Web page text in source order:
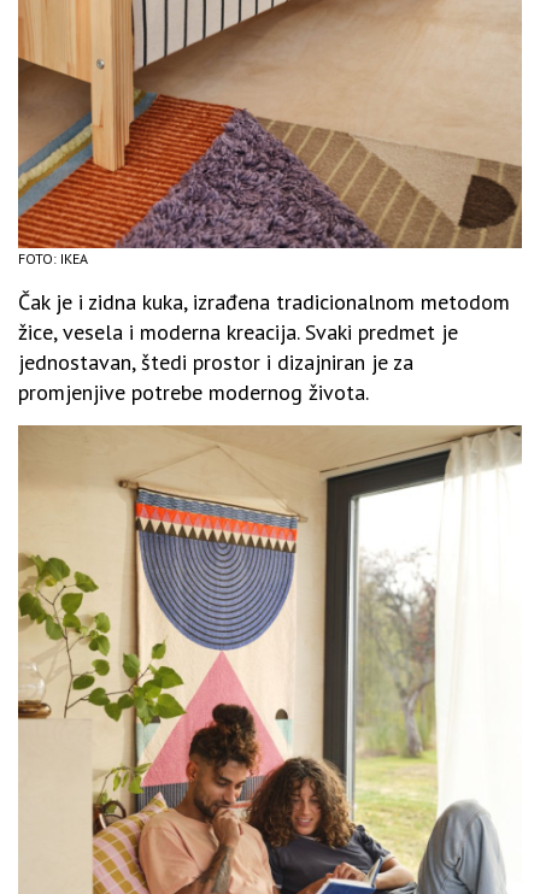
FOTO: IKEA
Čak je i zidna kuka, izrađena tradicionalnom metodom
žice, vesela i moderna kreacija. Svaki predmet je
jednostavan, štedi prostor i dizajniran je za
promjenjive potrebe modernog života.